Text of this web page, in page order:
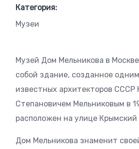
Категория:
Музеи
Музей Дом Мельникова в
собой здание, созданное
известных архитекторов СССР
Степановичем Мельниковым в
расположен на улице Крымский
Дом Мельникова знаменит